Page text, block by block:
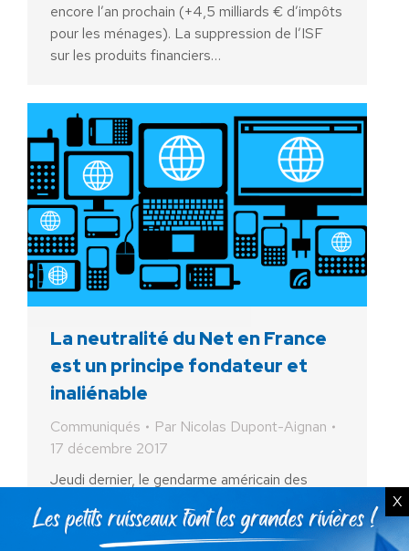
encore l’an prochain (+4,5 milliards € d’impôts
pour les ménages). La suppression de l’ISF
sur les produits financiers…
La neutralité du Net en France
est un principe fondateur et
inaliénable
Communiqués Par Nicolas Dupont-Aignan
17 décembre 2017
Jeudi dernier, le gendarme américain des
le principe de la neutralité du Net, selon lequel
les données du Net qui circulent doivent
X